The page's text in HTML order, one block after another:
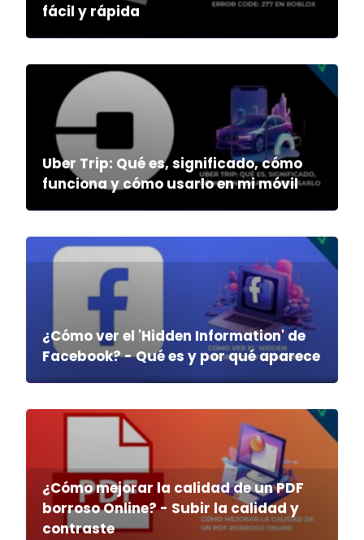
fácil y rápida
Uber Trip: Qué es, significado, cómo
funciona y cómo usarlo en mi móvil
¿Cómo ver el 'Hidden Information' de
Facebook? - Qué es y por qué aparece
¿Cómo mejorar la calidad de un PDF
borroso Online? - Subir la calidad y
contraste